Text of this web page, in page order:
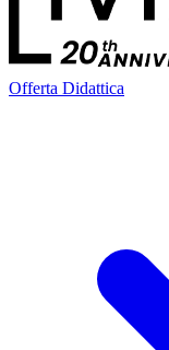
Offerta Didattica